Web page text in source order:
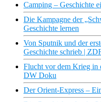
Camping – Geschichte
Die Kampagne der
Geschichte lernen
Von Sputnik und der
Geschichte schrieb |
Flucht vor dem Krieg in
DW Doku
Der Orient-Express –